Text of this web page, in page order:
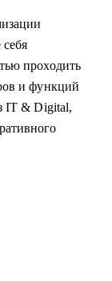
перерыва от
имею высшее
Яндекс
(Сколтех).
курсах, чтобы
проходить
и функций
IT & Digital,